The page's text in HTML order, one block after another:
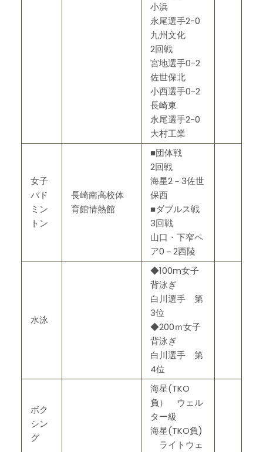
小浜
永尾選手2-0
九州文化
2回戦
宮地選手0-2
佐世保北
小西選手0-2
長崎東
永尾選手2-0
大村工業
女子
バド
ミン
トン
長崎南高校体
育館情熱館
■団体戦
2回戦
海星2－3佐世
保西
■ダブルス戦
3回戦
山口・下窄ペ
ア0－2西陵
水泳
◆100m女子
背泳ぎ
白川選手 第
3位
◆200ｍ女子
背泳ぎ
白川選手 第
4位
ボク
シン
グ
海星(TKO
負） ウェル
ター級
海星(TKO負)
ライトウェ